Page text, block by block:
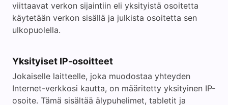
viittaavat verkon sijaintiin eli yksityistä osoitetta
käytetään verkon sisällä ja julkista osoitetta sen
ulkopuolella.
Yksityiset IP-osoitteet
Jokaiselle laitteelle, joka muodostaa yhteyden
Internet-verkkosi kautta, on määritetty yksityinen IP-
osoite. Tämä sisältää älypuhelimet, tabletit ja